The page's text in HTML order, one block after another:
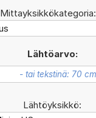
Mittayksikkökategoria:
Lähtöarvo:
Lähtöyksikkö: